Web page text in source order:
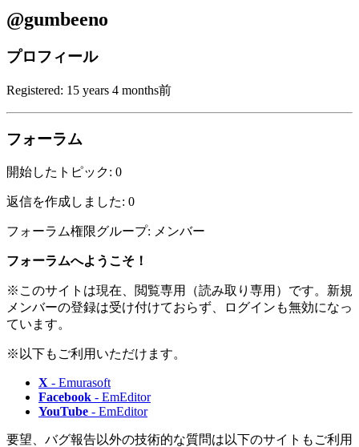
@gumbeeno
プロフィール
Registered: 15 years 4 months前
フォーラム
開始したトピック: 0
返信を作成しました: 0
フォーラム権限グループ: メンバー
フォーラムへようこそ！
※このサイトは現在、閲覧専用（読み取り専用）です。新規
メンバーの登録は受け付けておらず、ログインも無効になっ
ています。
※以下もご利用いただけます。
X - Emurasoft
Facebook - EmEditor
YouTube - EmEditor
要望、バグ報告以外の技術的な質問は以下のサイトもご利用